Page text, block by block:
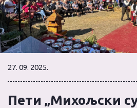
27. 09. 2025.
Пети „Михољски